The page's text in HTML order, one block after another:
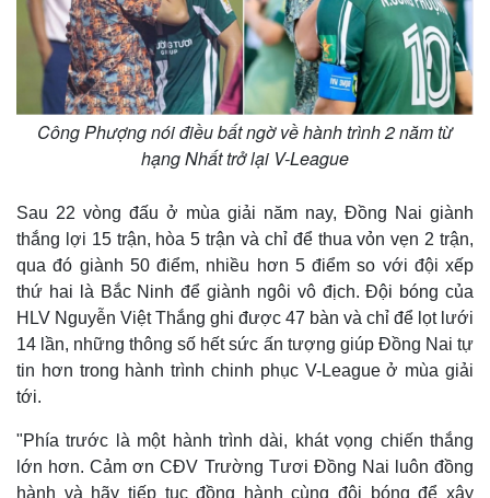
Thế giới
Quan sát
Cuộc sống đó đây
Video
Ảnh
Công Phượng nói điều bất ngờ về hành trình 2 năm từ
hạng Nhất trở lại V-League
Sau 22 vòng đấu ở mùa giải năm nay, Đồng Nai giành
thắng lợi 15 trận, hòa 5 trận và chỉ để thua vỏn vẹn 2 trận,
qua đó giành 50 điểm, nhiều hơn 5 điểm so với đội xếp
thứ hai là Bắc Ninh để giành ngôi vô địch. Đội bóng của
HLV Nguyễn Việt Thắng ghi được 47 bàn và chỉ để lọt lưới
14 lần, những thông số hết sức ấn tượng giúp Đồng Nai tự
tin hơn trong hành trình chinh phục V-League ở mùa giải
tới.
"Phía trước là một hành trình dài, khát vọng chiến thắng
lớn hơn. Cảm ơn CĐV Trường Tươi Đồng Nai luôn đồng
hành và hãy tiếp tục đồng hành cùng đội bóng để xây